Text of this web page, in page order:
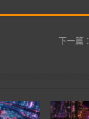
下一篇：